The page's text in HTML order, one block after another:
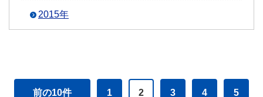
2015年
前の10件 1 2 3 4 5